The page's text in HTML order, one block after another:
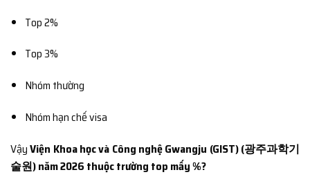
Top 2%
Top 3%
Nhóm thường
Nhóm hạn chế visa
VậyViện Khoa học và Công nghệ Gwangju (GIST) (광주과학기
술원) năm 2026 thuộc trường top mấy %?